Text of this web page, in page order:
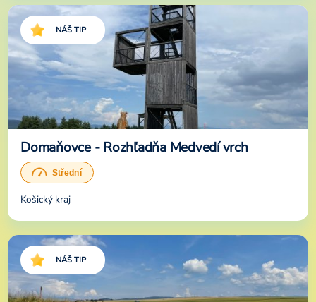
NÁŠ TIP
Domaňovce - Rozhľadňa Medvedí vrch
Košický kraj
NÁŠ TIP